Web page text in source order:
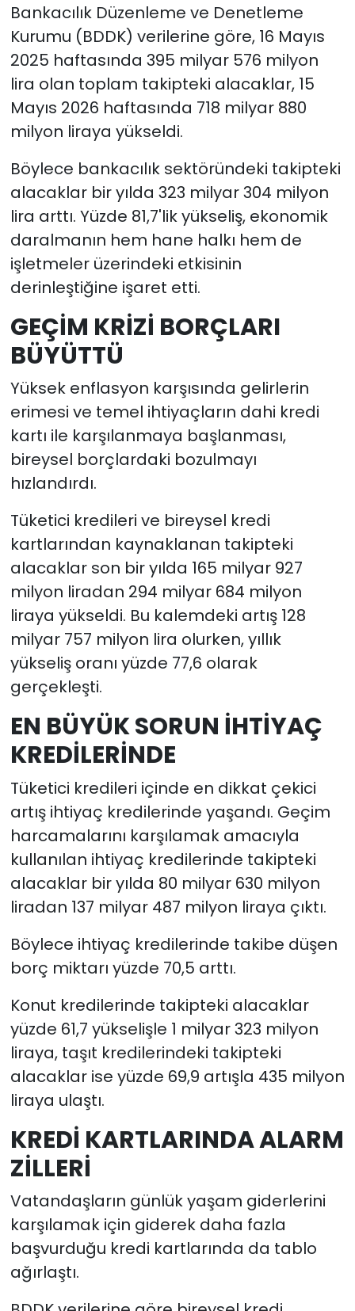
Bankacılık Düzenleme ve Denetleme
Kurumu (BDDK) verilerine göre, 16 Mayıs
2025 haftasında 395 milyar 576 milyon
lira olan toplam takipteki alacaklar, 15
Mayıs 2026 haftasında 718 milyar 880
milyon liraya yükseldi.
Böylece bankacılık sektöründeki takipteki
alacaklar bir yılda 323 milyar 304 milyon
lira arttı. Yüzde 81,7'lik yükseliş, ekonomik
daralmanın hem hane halkı hem de
işletmeler üzerindeki etkisinin
derinleştiğine işaret etti.
GEÇİM KRİZİ BORÇLARI
BÜYÜTTÜ
Yüksek enflasyon karşısında gelirlerin
erimesi ve temel ihtiyaçların dahi kredi
kartı ile karşılanmaya başlanması,
bireysel borçlardaki bozulmayı
hızlandırdı.
Tüketici kredileri ve bireysel kredi
kartlarından kaynaklanan takipteki
alacaklar son bir yılda 165 milyar 927
milyon liradan 294 milyar 684 milyon
liraya yükseldi. Bu kalemdeki artış 128
milyar 757 milyon lira olurken, yıllık
yükseliş oranı yüzde 77,6 olarak
gerçekleşti.
EN BÜYÜK SORUN İHTİYAÇ
KREDİLERİNDE
Tüketici kredileri içinde en dikkat çekici
artış ihtiyaç kredilerinde yaşandı. Geçim
harcamalarını karşılamak amacıyla
kullanılan ihtiyaç kredilerinde takipteki
alacaklar bir yılda 80 milyar 630 milyon
liradan 137 milyar 487 milyon liraya çıktı.
Böylece ihtiyaç kredilerinde takibe düşen
borç miktarı yüzde 70,5 arttı.
Konut kredilerinde takipteki alacaklar
yüzde 61,7 yükselişle 1 milyar 323 milyon
liraya, taşıt kredilerindeki takipteki
alacaklar ise yüzde 69,9 artışla 435 milyon
liraya ulaştı.
KREDİ KARTLARINDA ALARM
ZİLLERİ
Vatandaşların günlük yaşam giderlerini
karşılamak için giderek daha fazla
başvurduğu kredi kartlarında da tablo
ağırlaştı.